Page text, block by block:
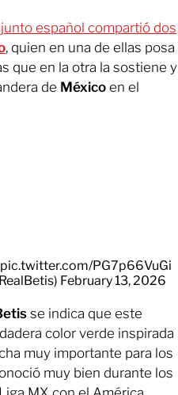
español compartió dos
, quien en una de ellas posa
que en la otra la sostiene y
de México en el
pic.twitter.com/PG7p66VuGi
February 13, 2026
se indica que este
color verde inspirada
muy importante para los
muy bien durante los